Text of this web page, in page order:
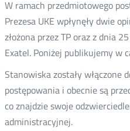
W ramach przedmiotowego
Prezesa UKE wpłynęły dwie
złożona przez TP oraz z dnia
Exatel. Poniżej publikujemy w
Stanowiska zostały włączone
postępowania i obecnie są
co znajdzie swoje
administracyjnej.